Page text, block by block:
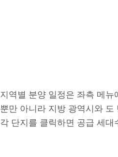
지역별 분양 일정은 좌측 메뉴
뿐만 아니라 지방 광역시와
각 단지를 클릭하면 공급 세